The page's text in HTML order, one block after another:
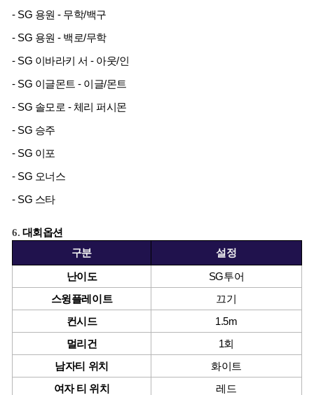
- SG 용원 - 무학/백구
- SG 용원 - 백로/무학
- SG 이바라키 서 - 아웃/인
- SG 이글몬트 - 이글/몬트
- SG 솔모로 - 체리 퍼시몬
- SG 승주
- SG 이포
- SG 오너스
- SG 스타
6. 대회옵션
구분
설정
난이도
SG투어
스윙플레이트
끄기
컨시드
1.5m
멀리건
1회
남자티 위치
화이트
여자 티 위치
레드